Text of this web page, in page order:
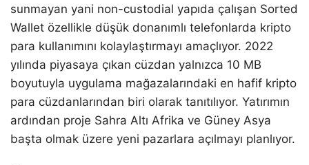
sunmayan yani non-custodial yapıda çalışan Sorted
Wallet özellikle düşük donanımlı telefonlarda kripto
para kullanımını kolaylaştırmayı amaçlıyor. 2022
yılında piyasaya çıkan cüzdan yalnızca 10 MB
boyutuyla uygulama mağazalarındaki en hafif kripto
para cüzdanlarından biri olarak tanıtılıyor. Yatırımın
ardından proje Sahra Altı Afrika ve Güney Asya
başta olmak üzere yeni pazarlara açılmayı planlıyor.